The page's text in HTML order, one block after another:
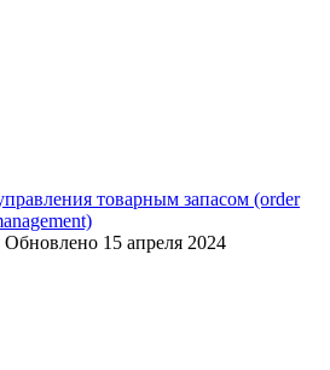
товарным запасом (order
Обновлено 15 апреля 2024